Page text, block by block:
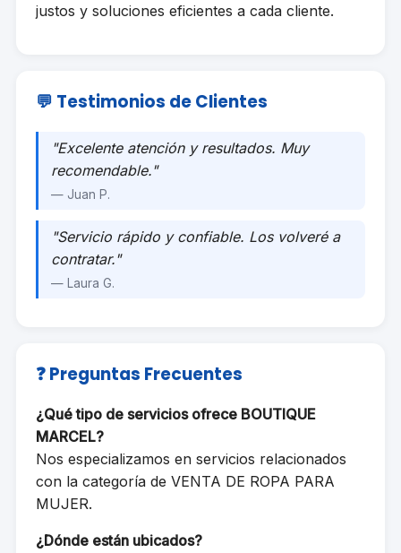
justos y soluciones eficientes a cada cliente.
💬 Testimonios de Clientes
"Excelente atención y resultados. Muy
recomendable."
— Juan P.
"Servicio rápido y confiable. Los volveré a
contratar."
— Laura G.
❓ Preguntas Frecuentes
¿Qué tipo de servicios ofrece BOUTIQUE
MARCEL?
Nos especializamos en servicios relacionados
con la categoría de VENTA DE ROPA PARA
MUJER.
¿Dónde están ubicados?